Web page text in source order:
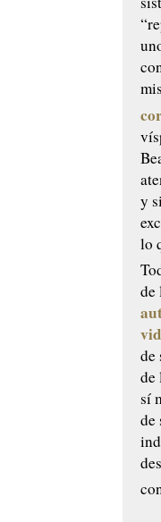
y
lo
de
de
de
sí
de